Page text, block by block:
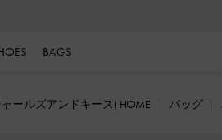
BAGS
ャールズアンドキース) HOME バッグ